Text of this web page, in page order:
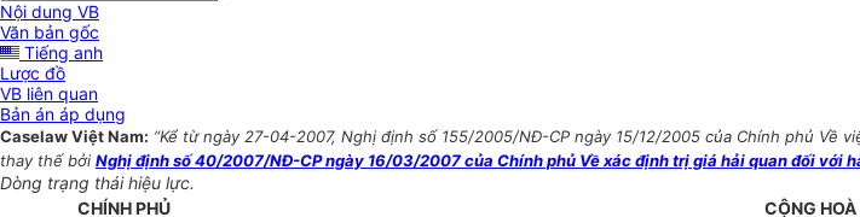
Nội dung VB
Văn bản gốc
Tiếng anh
Lược đồ
VB liên quan
Bản án áp dụng
Caselaw Việt Nam: “Kể từ ngày 27-04-2007, Nghị định số 155/2005/NĐ-CP ngày 15/12/2005 của Chính phủ Về
thay thế bởi Nghị định số 40/2007/NĐ-CP ngày 16/03/2007 của Chính phủ Về xác định trị giá hải quan đối với
Dòng trạng thái hiệu lực.
CHÍNH PHỦ
CỘNG